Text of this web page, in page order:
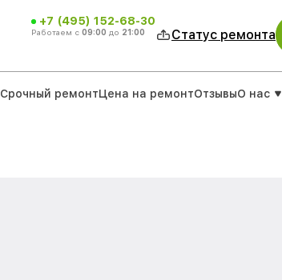
+7 (495) 152-68-30
Работаем с 09:00 до 21:00 Статус ремонта
Срочный ремонтЦена на ремонтОтзывыО нас